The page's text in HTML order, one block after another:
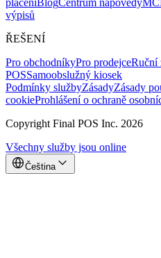
placeníBlogCentrum nápovědy
výpisů
ŘEŠENÍ
Pro obchodníkyPro prodejceRuční
POSSamoobslužný kiosek
Podmínky službyZásadyZásady
cookieProhlášení o ochraně
Copyright Final POS Inc. 2026
Všechny služby jsou online
Čeština